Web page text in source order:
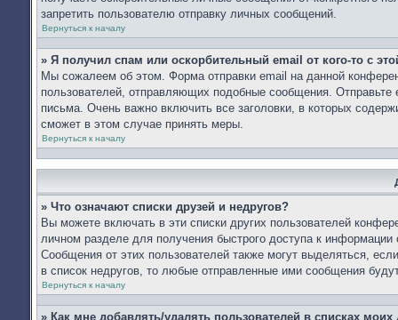
запретить пользователю отправку личных сообщений.
Вернуться к началу
» Я получил спам или оскорбительный email от кого-то с
Мы сожалеем об этом. Форма отправки email на данной
пользователей, отправляющих подобные сообщения.
письма. Очень важно включить все заголовки, в которых
сможет в этом случае принять меры.
Вернуться к началу
» Что означают списки друзей и недругов?
Вы можете включать в эти списки других пользователей
личном разделе для получения быстрого доступа к
Сообщения от этих пользователей также могут выделяться,
в список недругов, то любые отправленные ими сообщения
Вернуться к началу
» Как мне добавлять/удалять пользователей в списках моих